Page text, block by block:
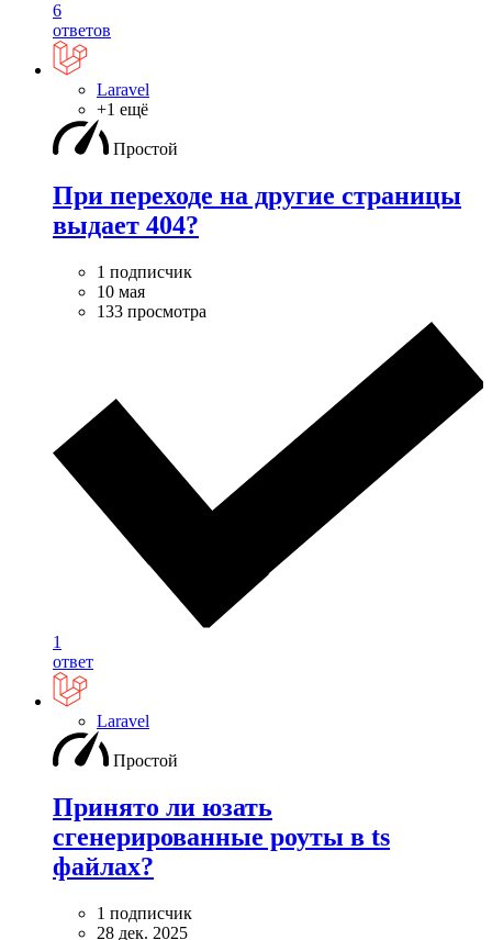
6
ответов
Laravel
+1 ещё
Простой
При переходе на другие страницы
выдает 404?
1 подписчик
10 мая
133 просмотра
1
ответ
Laravel
Простой
Принято ли юзать
сгенерированные роуты в ts
файлах?
1 подписчик
28 дек. 2025